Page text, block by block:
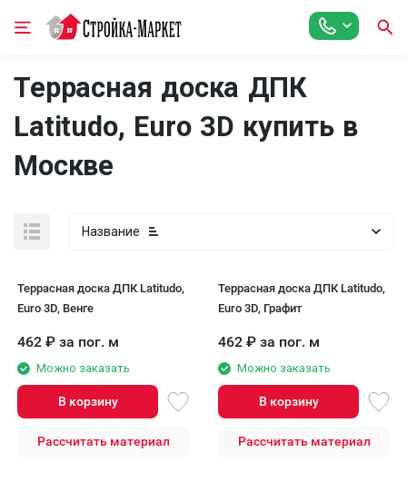
Террасная доска ДПК
Latitudo, Euro 3D купить в
Москве
Название
Террасная доска ДПК Latitudo,
Euro 3D, Венге
462 ₽ за пог. м
Можно заказать
В корзину
Рассчитать материал
Террасная доска ДПК Latitudo,
Euro 3D, Графит
462 ₽ за пог. м
Можно заказать
В корзину
Рассчитать материал